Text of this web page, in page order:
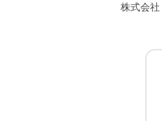
株式会